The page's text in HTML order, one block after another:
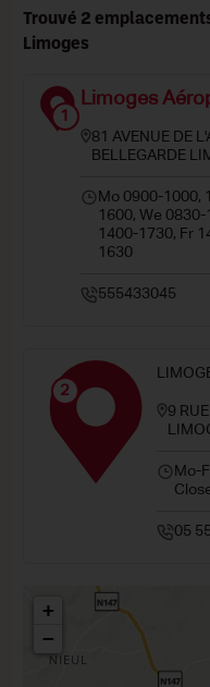
Trouvé 2
Limoges
1
Limoges
81 AVENUE DE
BELLEGARDE
Mo 0900-1000,
1600, We
1400-1730, Fr
1630
555433045
2
9
Mo-
05
+
−